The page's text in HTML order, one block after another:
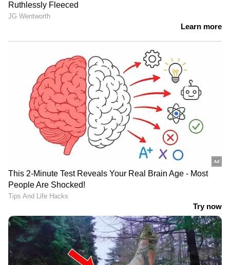
രാഷ്ട്രീയം | Surgical Strike By Unni
Balakrishnan | Cockroach Janta party